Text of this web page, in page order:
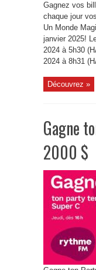
Gagnez vos
chaque jour
Un Monde
janvier 2025!
2024 à 5h30
2024 à 8h31
Découvrez »
Gagne
2000 $